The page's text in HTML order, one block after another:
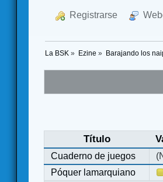
Registrarse
La BSK » Ezine » Barajando los
Título
Cuaderno de juegos
Póquer lamarquiano